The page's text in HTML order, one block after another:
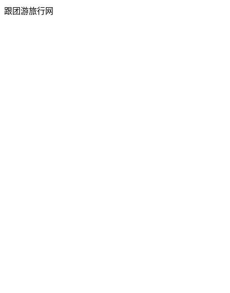
跟团游旅行网